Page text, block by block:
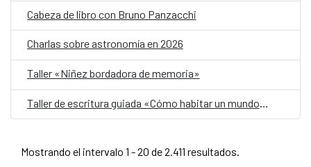
Cabeza de libro con Bruno Panzacchi
Charlas sobre astronomía en 2026
Taller «Niñez bordadora de memoria»
Mostrando el intervalo 1 - 20 de 2.411 resultados.